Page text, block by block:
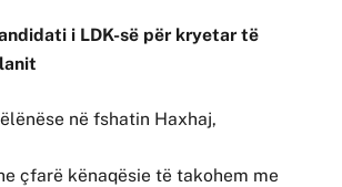
i LDK-së për kryetar të
në fshatin Haxhaj,
çfarë kënaqësie të takohem me